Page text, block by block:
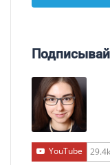
YouTube 29.4k